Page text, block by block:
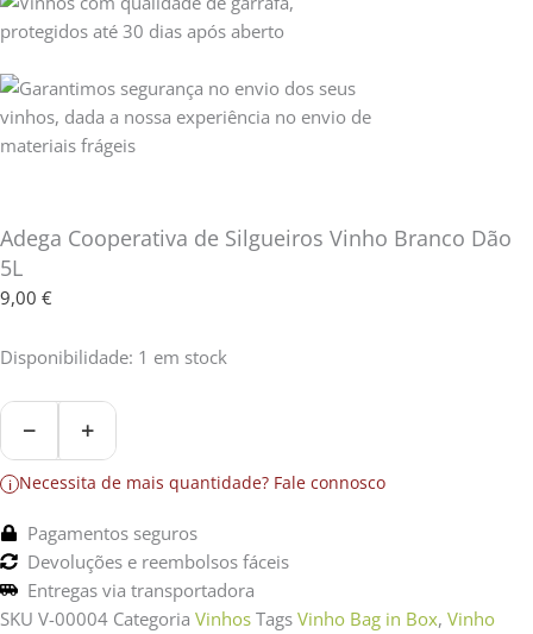
Adega Cooperativa de Silgueiros Vinho Branco Dão
5L
9,00 €
Disponibilidade: 1 em stock
Quantidade
Adega
Cooperativa
de
Silgueiros
Vinho
Dão
5L
− +
i Necessita de mais quantidade? Fale connosco
Pagamentos seguros
Devoluções e reembolsos fáceis
Entregas via transportadora
SKU V-00004 Categoria Vinhos Tags Vinho Bag in Box, Vinho